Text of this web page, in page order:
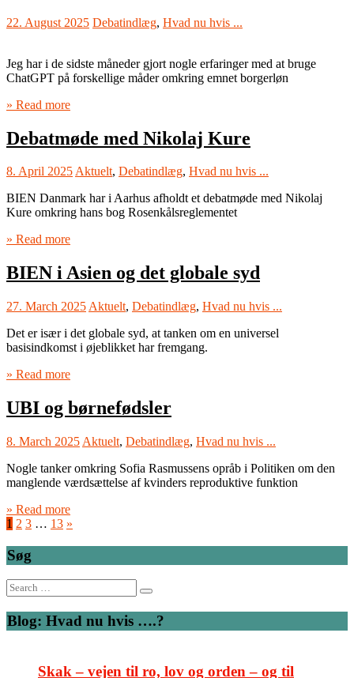
22. August 2025 Debatindlæg, Hvad nu hvis ...
Jeg har i de sidste måneder gjort nogle erfaringer med at bruge
ChatGPT på forskellige måder omkring emnet borgerløn
» Read more
Debatmøde med Nikolaj Kure
8. April 2025Aktuelt, Debatindlæg, Hvad nu hvis ...
BIEN Danmark har i Aarhus afholdt et debatmøde med Nikolaj
Kure omkring hans bog Rosenkålsreglementet
» Read more
BIEN i Asien og det globale syd
27. March 2025 Aktuelt, Debatindlæg, Hvad nu hvis ...
Det er især i det globale syd, at tanken om en universel
basisindkomst i øjeblikket har fremgang.
» Read more
UBI og børnefødsler
8. March 2025 Aktuelt, Debatindlæg, Hvad nu hvis ...
Nogle tanker omkring Sofia Rasmussens opråb i Politiken om den
manglende værdsættelse af kvinders reproduktive funktion
» Read more
1 2 3 … 13 »
Søg
Search
for:
Blog: Hvad nu hvis ….?
Skak – vejen til ro, lov og orden – og til